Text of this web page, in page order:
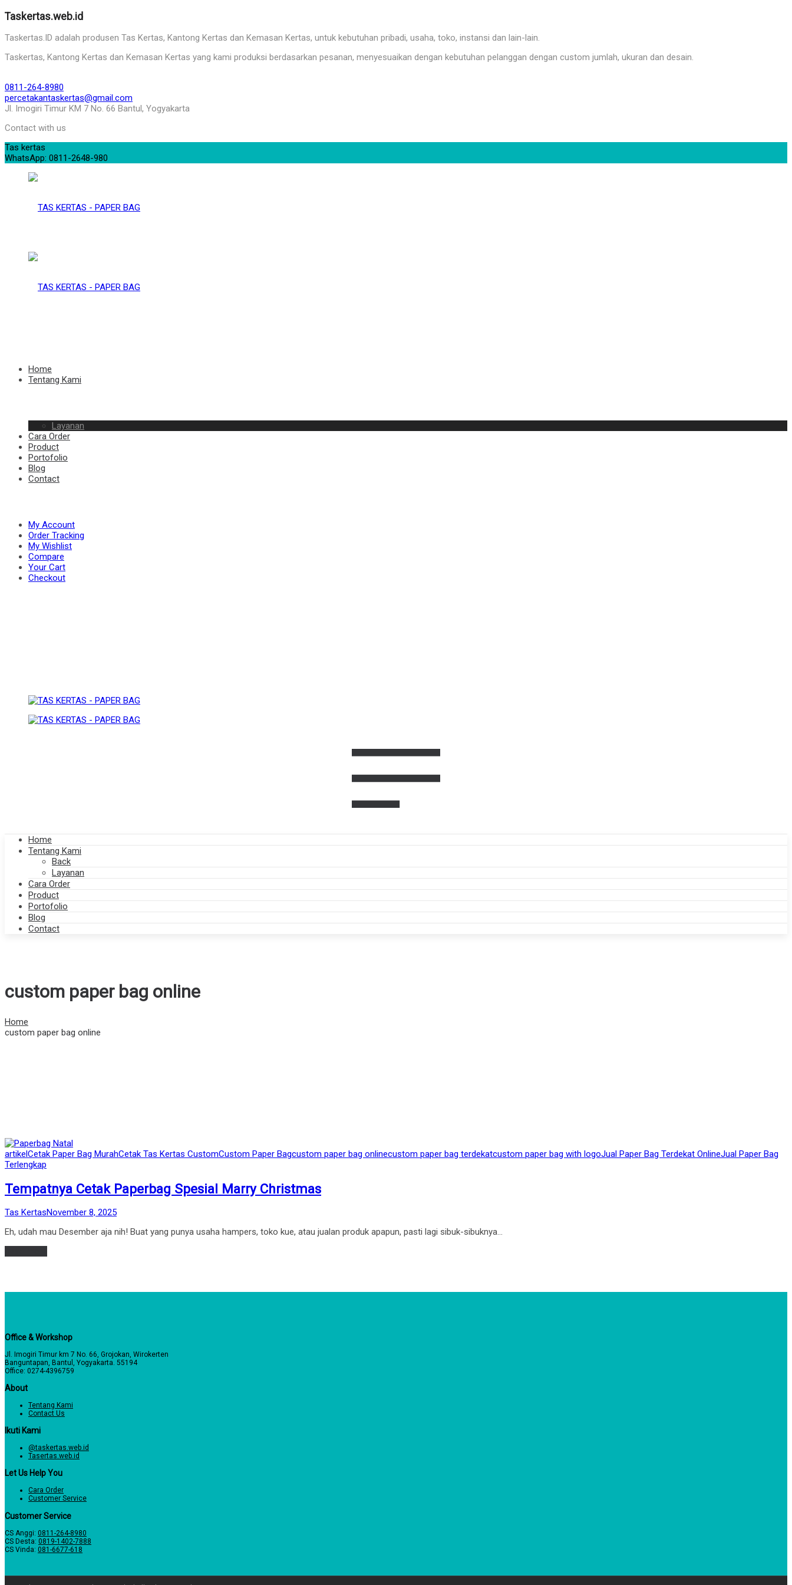
Taskertas.web.id
Taskertas.ID adalah produsen Tas Kertas, Kantong Kertas dan Kemasan Kertas, untuk kebutuhan pribadi, usaha, toko, instansi dan lain-lain.
Taskertas, Kantong Kertas dan Kemasan Kertas yang kami produksi berdasarkan pesanan, menyesuaikan dengan kebutuhan pelanggan dengan custom jumlah, ukuran dan desain.
0811-264-8980
percetakantaskertas@gmail.com
Jl. Imogiri Timur KM 7 No. 66 Bantul, Yogyakarta
Contact with us
Tas kertas
WhatsApp: 0811-2648-980
–
BAG
KERTAS
PAPER
Home
Tentang Kami
Layanan
Cara Order
Product
Portofolio
Blog
Contact
My Account
Order Tracking
My Wishlist
Compare
Your Cart
Checkout
Home
Tentang Kami
Back
Layanan
Cara Order
Product
Portofolio
Blog
Contact
custom paper bag online
Home
custom paper bag online
Posted
in
artikelCetak Paper Bag MurahCetak Tas Kertas CustomCustom Paper Bagcustom paper bag onlinecustom paper bag terdekatcustom paper bag with logoJual Paper Bag Terdekat OnlineJual Paper Bag
Terlengkap
Tempatnya Cetak Paperbag Spesial Marry Christmas
by
Tas KertasPosted
November 8, 2025
Eh, udah mau Desember aja nih! Buat yang punya usaha hampers, toko kue, atau jualan produk apapun, pasti lagi sibuk-sibuknya…
Office & Workshop
Jl. Imogiri Timur km 7 No. 66, Grojokan, Wirokerten
Banguntapan, Bantul, Yogyakarta. 55194
Office: 0274-4396759
About
Tentang Kami
Contact Us
Ikuti Kami
@taskertas.web.id
Tasertas.web.id
Let Us Help You
Cara Order
Customer Service
Customer Service
CS Anggi: 0811-264-8980
CS Desta: 0819-1402-7888
CS Vinda: 081-6677-618